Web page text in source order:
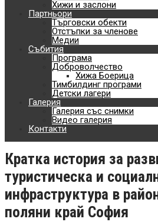
Хижи и заслони
Партньори
Търговски обекти
Отстъпки за членове
Медии
Събития
Програма
Доброволчество
Хижа Боерица
Тимбилдинг програми
Детски лагери
Галерия
Галерия със снимки
Видео галерия
Контакти
Доброволчество
Хижа Боерица
Детски лагери
Как превърнахме
хората
Кратка история за
туристическа и
инфраструктура в
поляни край София